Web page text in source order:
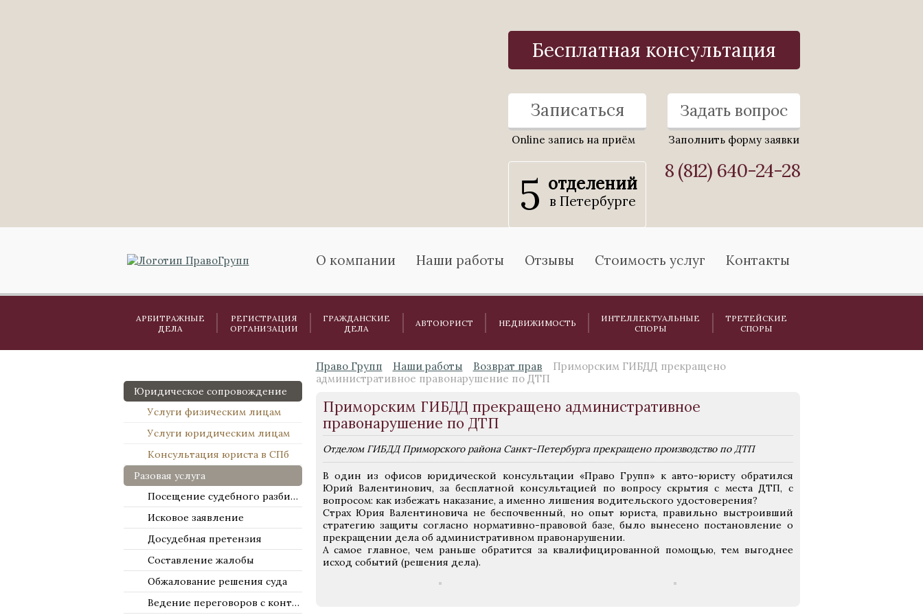
Бесплатная консультация
Записаться
Online запись на приём
Задать вопрос
Заполнить форму заявки
5 отделений
в Петербурге
8 (812) 640-24-28
О компании Наши работы Отзывы Стоимость услуг Контакты
АРБИТРАЖНЫЕ
ДЕЛА
РЕГИСТРАЦИЯ
ОРГАНИЗАЦИИ
ГРАЖДАНСКИЕ
ДЕЛА
АВТОЮРИСТ НЕДВИЖИМОСТЬ
ИНТЕЛЛЕКТУАЛЬНЫЕ
СПОРЫ
ТРЕТЕЙСКИЕ
СПОРЫ
Юридическое сопровождение
Услуги физическим лицам
Услуги юридическим лицам
Консультация юриста в СПб
Разовая услуга
Посещение судебного разбирательства
Исковое заявление
Досудебная претензия
Составление жалобы
Обжалование решения суда
Ведение переговоров с контрагентами
Право Групп Наши работы Возврат прав
Приморским ГИБДД прекращено
административное правонарушение по ДТП
Приморским ГИБДД прекращено административное
правонарушение по ДТП
Отделом ГИБДД Приморского района Санкт-Петербурга прекращено производство по ДТП
В один из офисов юридической консультации «Право Групп» к авто-юристу обратился
Юрий Валентинович, за бесплатной консультацией по вопросу скрытия с места ДТП, с
вопросом: как избежать наказание, а именно лишения водительского удостоверения?
Страх Юрия Валентиновича не беспочвенный, но опыт юриста, правильно выстроивший
стратегию защиты согласно нормативно-правовой базе, было вынесено постановление о
прекращении дела об административном правонарушении.
А самое главное, чем раньше обратится за квалифицированной помощью, тем выгоднее
исход событий (решения дела).